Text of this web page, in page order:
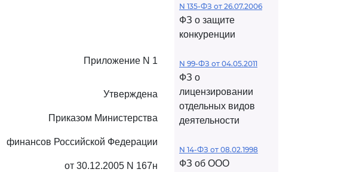
Приложение N 1
Утверждена
Приказом Министерства
финансов Российской Федерации
от 30.12.2005 N 167н
N 135-ФЗ от 26.07.2006
ФЗ о защите
конкуренции
N 99-ФЗ от 04.05.2011
ФЗ о
лицензировании
отдельных видов
деятельности
N 14-ФЗ от 08.02.1998
ФЗ об ООО